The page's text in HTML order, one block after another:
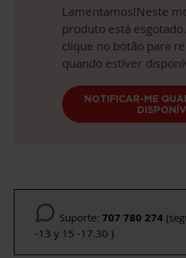
Lamentamos!Neste
produto está
clique no botão para
quando estiver
NOTIFICAR-ME
Suporte: 707 780 274
-13 y 15 -17.30 )